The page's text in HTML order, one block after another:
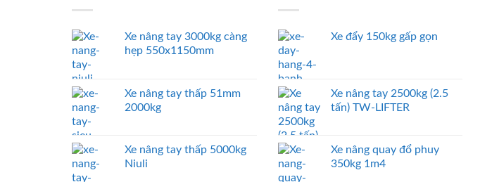
Xe nâng tay 3000kg càng
hẹp 550x1150mm
Xe nâng tay thấp 51mm
2000kg
Xe nâng tay thấp 5000kg
Niuli
Xe đẩy 150kg gấp gọn
Xe nâng tay 2500kg (2.5
tấn) TW-LIFTER
Xe nâng quay đổ phuy
350kg 1m4